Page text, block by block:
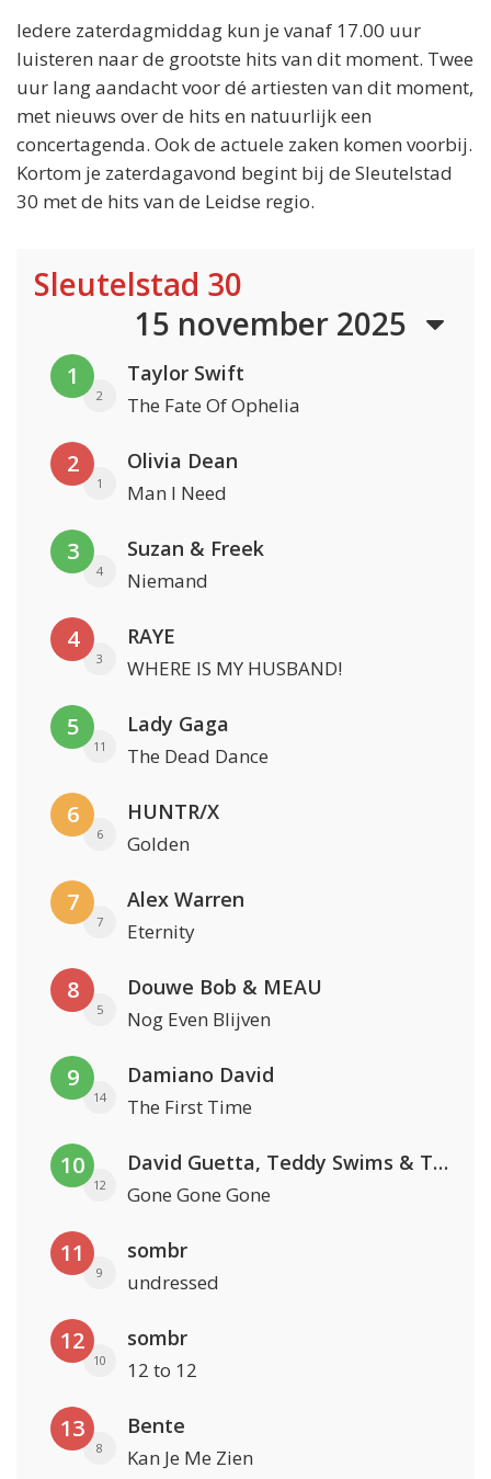
Iedere zaterdagmiddag kun je vanaf 17.00 uur
luisteren naar de grootste hits van dit moment. Twee
uur lang aandacht voor dé artiesten van dit moment,
met nieuws over de hits en natuurlijk een
concertagenda. Ook de actuele zaken komen voorbij.
Kortom je zaterdagavond begint bij de Sleutelstad
30 met de hits van de Leidse regio.
Sleutelstad 30
15 november 2025
1
2
Taylor Swift
The Fate Of Ophelia
2
1
Olivia Dean
Man I Need
3
4
Suzan & Freek
Niemand
4
3
RAYE
WHERE IS MY HUSBAND!
5
11
Lady Gaga
The Dead Dance
6
6
HUNTR/X
Golden
7
7
Alex Warren
Eternity
8
5
Douwe Bob & MEAU
Nog Even Blijven
9
14
Damiano David
The First Time
10
12
David Guetta, Teddy Swims & Tones And I
Gone Gone Gone
11
9
sombr
undressed
12
10
sombr
12 to 12
13
8
Bente
Kan Je Me Zien